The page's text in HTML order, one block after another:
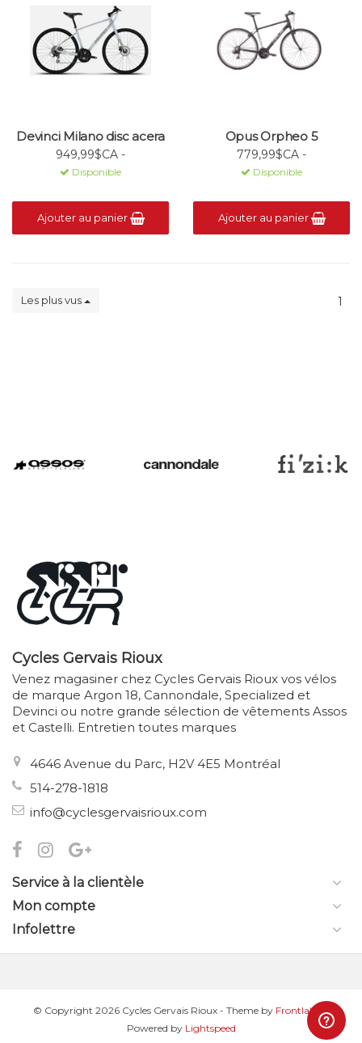
Devinci Milano disc acera
949,99$CA -
Disponible
Ajouter au panier
Opus Orpheo 5
779,99$CA -
Disponible
Ajouter au panier
Les plus vus 1
Cycles Gervais Rioux
Venez magasiner chez Cycles Gervais Rioux vos vélos
de marque Argon 18, Cannondale, Specialized et
Devinci ou notre grande sélection de vêtements Assos
et Castelli. Entretien toutes marques
4646 Avenue du Parc, H2V 4E5 Montréal
514-278-1818
info@cyclesgervaisrioux.com
Service à la clientèle
Mon compte
Infolettre
© Copyright 2026 Cycles Gervais Rioux - Theme by Frontlabel-
Powered by Lightspeed